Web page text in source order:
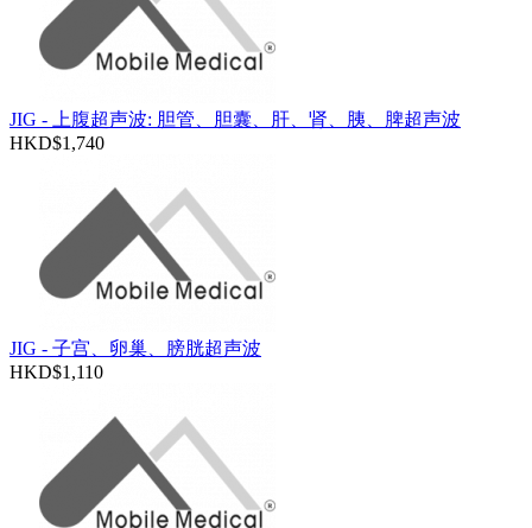
JIG - 上腹超声波: 胆管、胆囊、肝、肾、胰、脾超声波
HKD$1,740
JIG - 子宫、卵巢、膀胱超声波
HKD$1,110